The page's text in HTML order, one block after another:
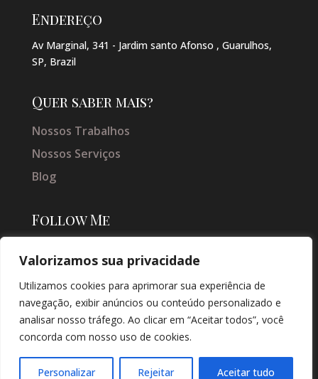
Valorizamos sua privacidade
Utilizamos cookies para aprimorar sua experiência de
navegação, exibir anúncios ou conteúdo personalizado e
analisar nosso tráfego. Ao clicar em “Aceitar todos”, você
concorda com nosso uso de cookies.
Personalizar Rejeitar Aceitar tudo
Endereço
Av Marginal, 341 - Jardim santo Afonso , Guarulhos,
SP, Brazil
Quer saber mais?
Nossos Trabalhos
Nossos Serviços
Blog
Follow Me
SOLUÇÕES DIGITAIS |
CRIAÇÃO DE SITES